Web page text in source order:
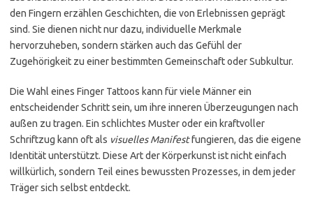
den Fingern erzählen Geschichten, die von Erlebnissen geprägt
sind. Sie dienen nicht nur dazu, individuelle Merkmale
hervorzuheben, sondern stärken auch das Gefühl der
Zugehörigkeit zu einer bestimmten Gemeinschaft oder Subkultur.
Die Wahl eines Finger Tattoos kann für viele Männer ein
entscheidender Schritt sein, um ihre inneren Überzeugungen nach
außen zu tragen. Ein schlichtes Muster oder ein kraftvoller
Schriftzug kann oft als visuelles Manifestfungieren, das die eigene
Identität unterstützt. Diese Art der Körperkunst ist nicht einfach
willkürlich, sondern Teil eines bewussten Prozesses, in dem jeder
Träger sich selbst entdeckt.